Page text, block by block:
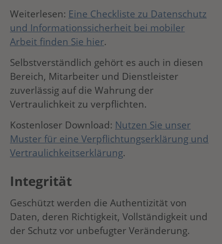
Weiterlesen: Eine Checkliste zu Datenschutz
und Informationssicherheit bei mobiler
Arbeit finden Sie hier.
Selbstverständlich gehört es auch in diesen
Bereich, Mitarbeiter und Dienstleister
zuverlässig auf die Wahrung der
Vertraulichkeit zu verpflichten.
Kostenloser Download: Nutzen Sie unser
Muster für eine Verpflichtungserklärung und
Vertraulichkeitserklärung.
Integrität
Geschützt werden die Authentizität von
Daten, deren Richtigkeit, Vollständigkeit und
der Schutz vor unbefugter Veränderung.